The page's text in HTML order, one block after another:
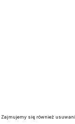
Zajmujemy się również